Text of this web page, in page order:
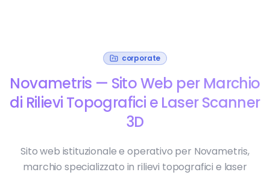
corporate
Novametris — Sito Web per Marchio
di Rilievi Topografici e Laser Scanner
3D
Sito web istituzionale e operativo per Novametris,
marchio specializzato in rilievi topografici e laser